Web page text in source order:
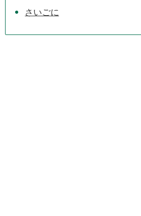
さいごに